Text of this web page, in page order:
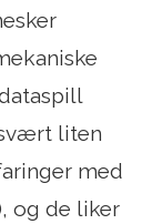
liten
med
og de liker